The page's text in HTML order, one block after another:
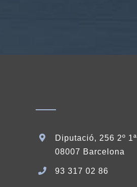
Diputació, 256 2º 1ª
08007 Barcelona
93 317 02 86